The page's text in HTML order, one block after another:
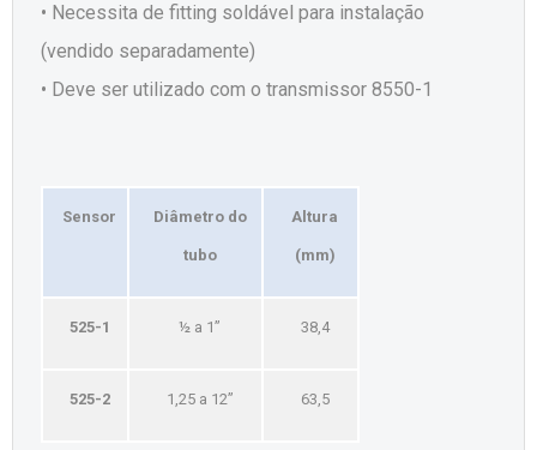
• Necessita de fitting soldável para instalação
(vendido separadamente)
• Deve ser utilizado com o transmissor 8550-1
Sensor Diâmetro do
tubo
Altura
(mm)
525-1 ½ a 1’’ 38,4
525-2 1,25 a 12’’ 63,5